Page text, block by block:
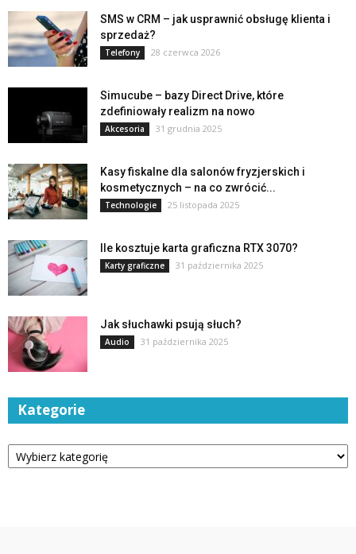
SMS w CRM – jak usprawnić obsługę klienta i
sprzedaż?
Telefony 28 czerwca 2026
Simucube – bazy Direct Drive, które
zdefiniowały realizm na nowo
Akcesoria 31 grudnia 2025
Kasy fiskalne dla salonów fryzjerskich i
kosmetycznych – na co zwrócić...
Technologie 25 listopada 2025
Ile kosztuje karta graficzna RTX 3070?
Karty graficzne 31 października 2025
Jak słuchawki psują słuch?
Audio 31 października 2025
Kategorie
Kategorie